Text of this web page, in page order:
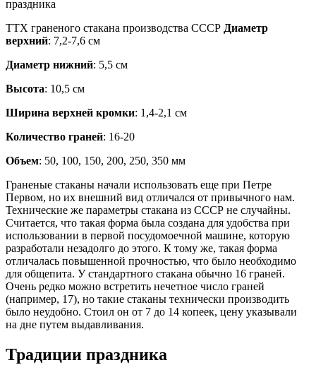
ТТХ граненого стакана производства СССР Диаметр
верхний: 7,2-7,6 см
Диаметр нижний: 5,5 см
Высота: 10,5 см
Ширина верхней кромки: 1,4-2,1 см
Количество граней: 16-20
Объем: 50, 100, 150, 200, 250, 350 мм
Граненые стаканы начали использовать еще при Петре
Первом, но их внешний вид отличался от привычного нам.
Технические же параметры стакана из СССР не случайны.
Считается, что такая форма была создана для удобства при
использовании в первой посудомоечной машине, которую
разработали незадолго до этого. К тому же, такая форма
отличалась повышенной прочностью, что было необходимо
для общепита. У стандартного стакана обычно 16 граней.
Очень редко можно встретить нечетное число граней
(например, 17), но такие стаканы технически производить
было неудобно. Стоил он от 7 до 14 копеек, цену указывали
на дне путем выдавливания.
Традиции праздника